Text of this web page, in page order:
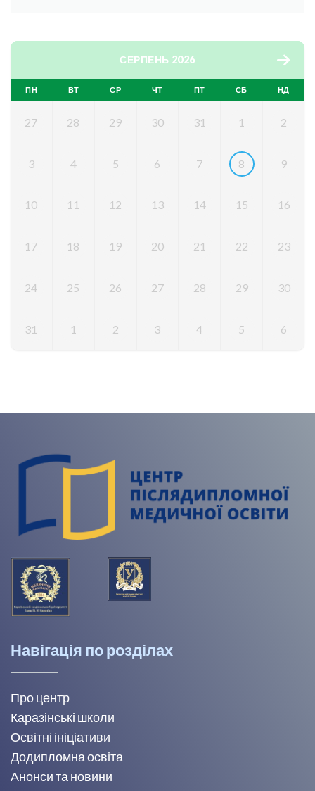
СЕРПЕНЬ 2026
ПН ВТ СР ЧТ ПТ СБ НД
27 28 29 30 31 1 2
3 4 5 6 7 8 9
10 11 12 13 14 15 16
17 18 19 20 21 22 23
24 25 26 27 28 29 30
31 1 2 3 4 5 6
Навігація по розділах
Про центр
Каразінські школи
Освітні ініціативи
Додипломна освіта
Анонси та новини